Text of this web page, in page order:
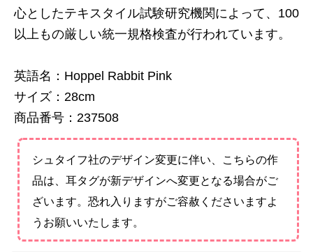
心としたテキスタイル試験研究機関によって、100
以上もの厳しい統一規格検査が行われています。
英語名：Hoppel Rabbit Pink
サイズ：28cm
商品番号：237508
シュタイフ社のデザイン変更に伴い、こちらの作
品は、耳タグが新デザインへ変更となる場合がご
ざいます。恐れ入りますがご容赦くださいますよ
うお願いいたします。